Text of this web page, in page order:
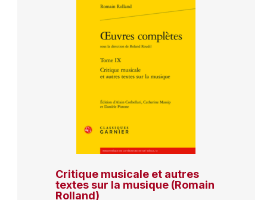
Critique musicale et autres
textes sur la musique (Romain
Rolland)